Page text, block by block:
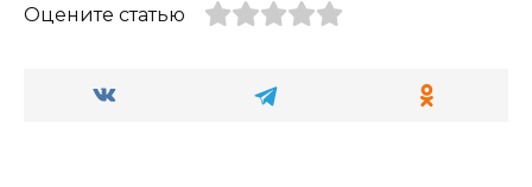
Оцените статью